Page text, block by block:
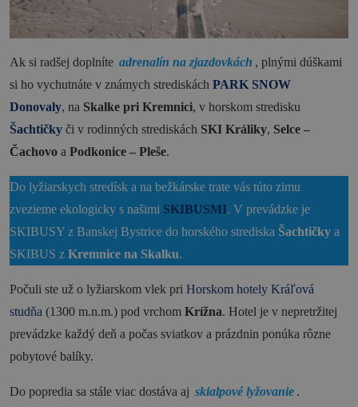
Ak si radšej doplníte adrenalín na zjazdovkách , plnými dúškami
si ho vychutnáte v známych strediskách PARK SNOW
Donovaly, na Skalke pri Kremnici, v horskom stredisku
Šachtičky či v rodinných strediskách SKI Králiky, Selce –
Čachovo a Podkonice – Pleše.
Do lyžiarskych stredísk a na bežkárske trate vás túto zimu
zvezieme ekologicky s našimi SKIBUSMI. V prevádzke je
SKIBUSY z Banskej Bystrice do horského strediska Šachtičky a
SKIBUS z Kremnice na Skalku.
Počuli ste už o lyžiarskom vlek pri Horskom hotely Kráľová
studňa (1300 m.n.m.) pod vrchom Krížna. Hotel je v nepretržitej
prevádzke každý deň a počas sviatkov a prázdnin ponúka rôzne
pobytové balíky.
Do popredia sa stále viac dostáva aj skialpové lyžovanie .